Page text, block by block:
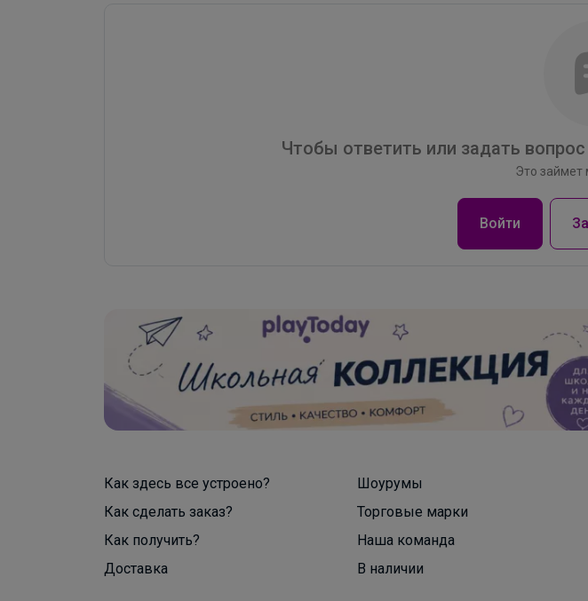
Чтобы ответить или задать
Это
Войти
Как здесь все устроено?
Как сделать заказ?
Как получить?
Доставка
Шоурумы
Торговые марки
Наша команда
В наличии
Платье бренда